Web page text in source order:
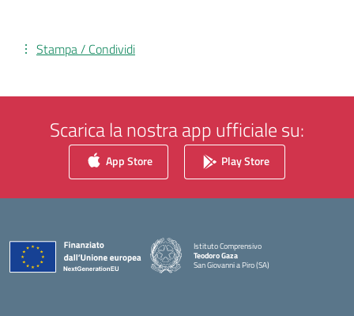
Stampa / Condividi
Scarica la nostra app ufficiale su:
App Store Play Store
Istituto Comprensivo
Teodoro Gaza
San Giovanni a Piro (SA)